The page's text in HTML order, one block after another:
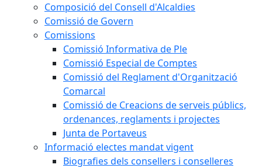
Composició del Consell d'Alcaldies
Comissió de Govern
Comissions
Comissió Informativa de Ple
Comissió Especial de Comptes
Comissió del Reglament d'Organització
Comarcal
Comissió de Creacions de serveis públics,
ordenances, reglaments i projectes
Junta de Portaveus
Informació electes mandat vigent
Biografies dels consellers i conselleres